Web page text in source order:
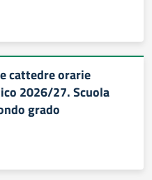
cattedre orarie
2026/27. Scuola
grado